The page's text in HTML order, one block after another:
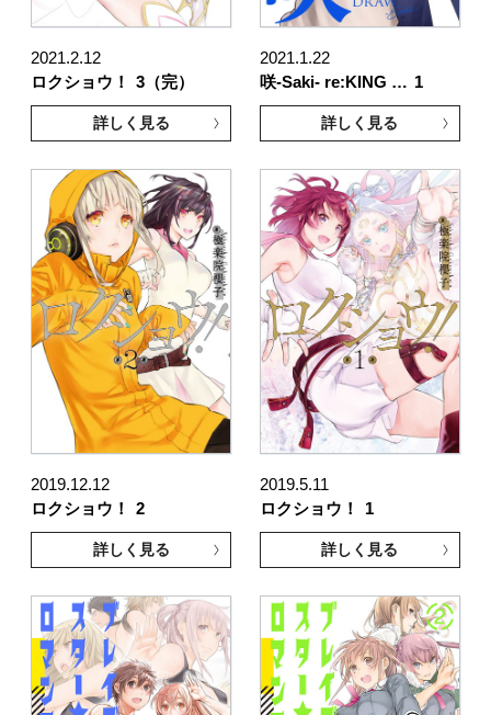
2021.2.12
ロクショウ！
3（完）
詳しく見る
2021.1.22
咲-Saki- re:KING … 1
詳しく見る
2019.12.12
ロクショウ！
2
詳しく見る
2019.5.11
ロクショウ！
1
詳しく見る